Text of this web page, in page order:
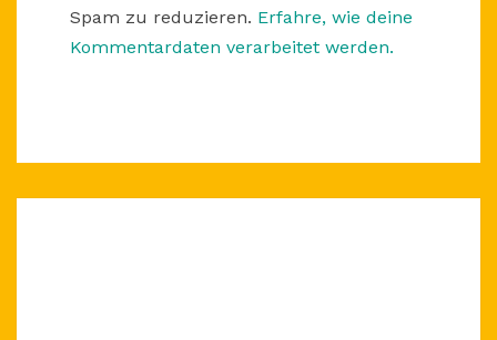
Spam zu reduzieren. Erfahre, wie deine
Kommentardaten verarbeitet werden.